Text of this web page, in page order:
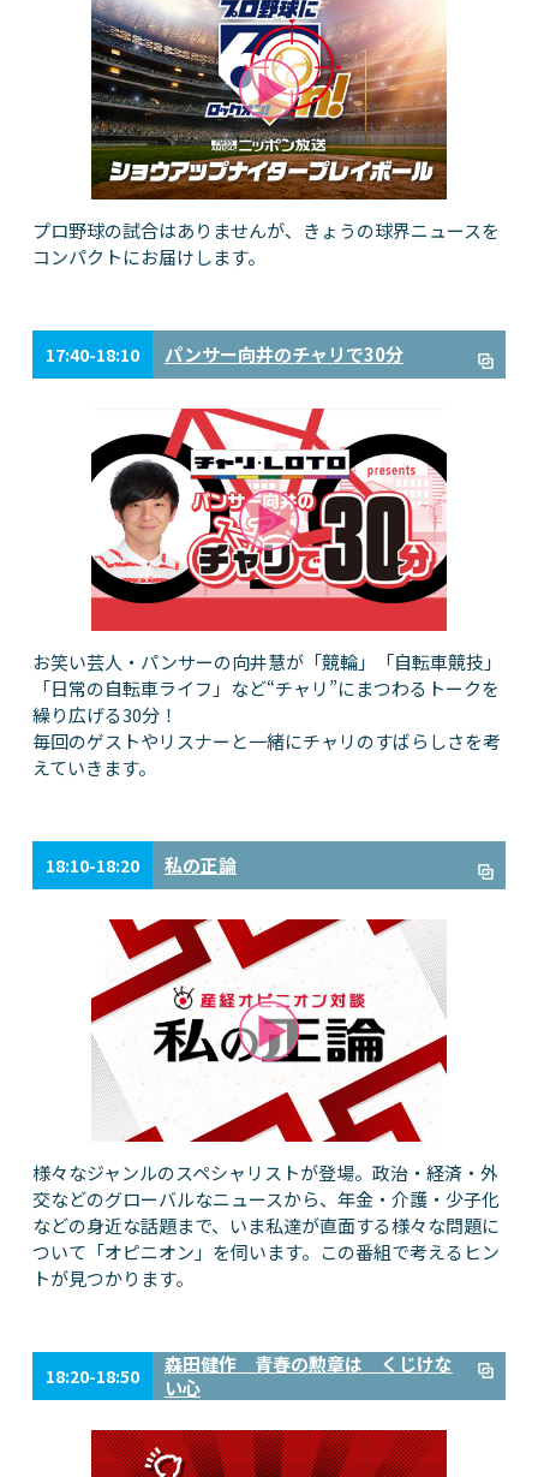
プロ野球の試合はありませんが、きょうの球界ニュースを
コンパクトにお届けします。
17:40-18:10 パンサー向井のチャリで30分
お笑い芸人・パンサーの向井慧が「競輪」「自転車競技」
「日常の自転車ライフ」など“チャリ”にまつわるトークを
繰り広げる30分！
毎回のゲストやリスナーと一緒にチャリのすばらしさを考
えていきます。
18:10-18:20 私の正論
様々なジャンルのスペシャリストが登場。政治・経済・外
交などのグローバルなニュースから、年金・介護・少子化
などの身近な話題まで、いま私達が直面する様々な問題に
ついて「オピニオン」を伺います。この番組で考えるヒン
トが見つかります。
18:20-18:50
森田健作 青春の勲章は くじけな
い心